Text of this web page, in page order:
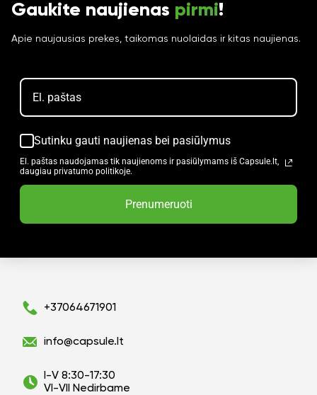
Gaukite naujienas pirmi!
Apie naujausias prekes, taikomas nuolaidas ir kitas naujienas.
Sutinku gauti naujienas bei pasiūlymus
El. paštas naudojamas tik naujienoms ir pasiūlymams iš Capsule.lt,
daugiau privatumo politikoje.
Prenumeruoti
+37064671901
info@capsule.lt
I-V 8:30-17:30
VI-VII Nedirbame